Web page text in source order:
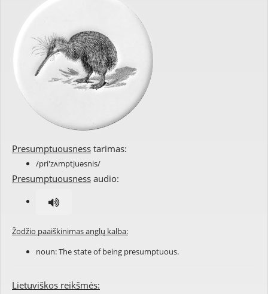
Presumptuousness tarimas:
/pri'zʌmptjuəsnis/
Presumptuousness audio:
Žodžio paaiškinimas anglų kalba:
noun: The state of being presumptuous.
Lietuviškos reikšmės: